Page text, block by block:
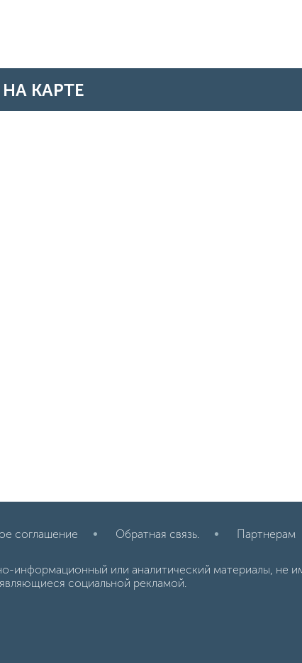
КАРТЕ
соглашение Обратная связь. Партнерам
информационный или аналитический материалы, не
социальной рекламой.